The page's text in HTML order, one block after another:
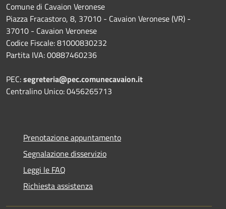
Comune di Cavaion Veronese
Piazza Fracastoro, 8, 37010 - Cavaion Veronese (VR) -
37010 - Cavaion Veronese
Codice Fiscale: 81000830232
Partita IVA: 00887460236
PEC:segreteria@pec.comunecavaion.it
Centralino Unico: 0456265713
Prenotazione appuntamento
Segnalazione disservizio
Leggi le FAQ
Richiesta assistenza